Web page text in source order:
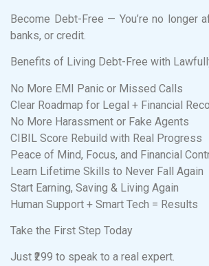
Become Debt-Free — You’re no longer
banks, or credit.
Benefits of Living Debt-Free with
No More EMI Panic or Missed Calls
Clear Roadmap for Legal + Financial
No More Harassment or Fake Agents
CIBIL Score Rebuild with Real Progress
Peace of Mind, Focus, and Financial
Learn Lifetime Skills to Never Fall Again
Start Earning, Saving & Living Again
Human Support + Smart Tech = Results
Take the First Step Today
Just ₹299 to speak to a real expert.